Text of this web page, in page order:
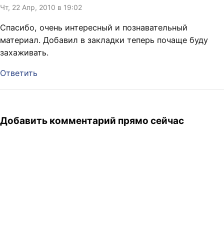
Чт, 22 Апр, 2010 в 19:02
Спасибо, очень интересный и познавательный
материал. Добавил в закладки теперь почаще буду
захаживать.
Ответить
Добавить комментарий прямо сейчас